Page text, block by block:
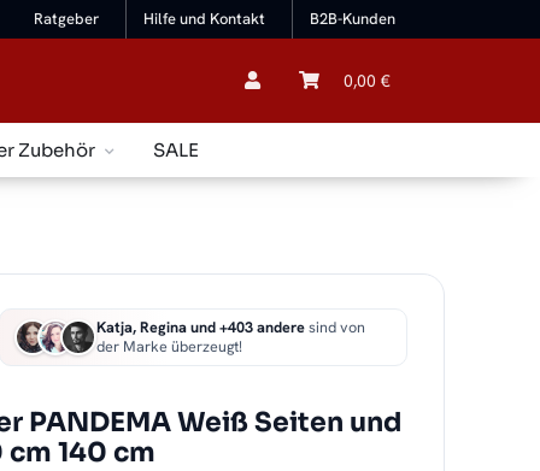
Ratgeber Hilfe und Kontakt B2B-Kunden
0,00 €
Zubehör SALE
Katja, Regina und +403 anderesind von
der Marke überzeugt!
PANDEMA Weiß Seiten und
140 cm